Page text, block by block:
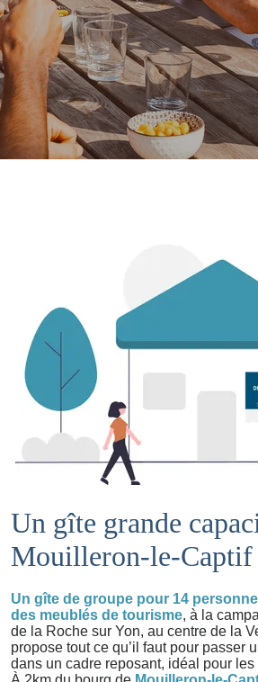
Un gîte grande
Mouilleron-le-Captif
Un gîte de groupe pour 14
des meublés de tourisme, à la
de la Roche sur Yon, au centre de la
propose tout ce qu’il faut pour passer
dans un cadre reposant, idéal pour